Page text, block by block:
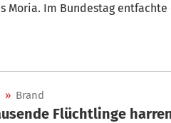
Moria. Im Bundestag
» Brand
Flüchtlinge